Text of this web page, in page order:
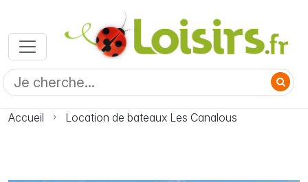
Accueil Location de bateaux Les Canalous